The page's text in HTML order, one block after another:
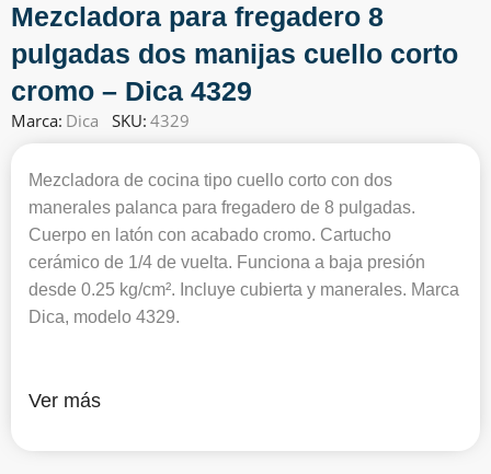
Mezcladora para fregadero 8
pulgadas dos manijas cuello corto
cromo – Dica 4329
Marca: Dica SKU: 4329
Mezcladora de cocina tipo cuello corto con dos
manerales palanca para fregadero de 8 pulgadas.
Cuerpo en latón con acabado cromo. Cartucho
cerámico de 1/4 de vuelta. Funciona a baja presión
desde 0.25 kg/cm². Incluye cubierta y manerales. Marca
Dica, modelo 4329.
Ver más